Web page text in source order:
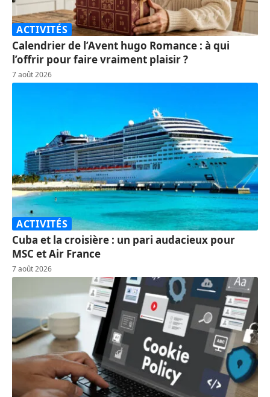
ACTIVITÉS
Calendrier de l’Avent hugo Romance : à qui
l’offrir pour faire vraiment plaisir ?
7 août 2026
ACTIVITÉS
Cuba et la croisière : un pari audacieux pour
MSC et Air France
7 août 2026